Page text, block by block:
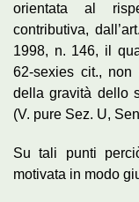
orientata al
contributiva,
1998, n. 146, il
62-sexies cit., non
della gravità dello
(V. pure Sez. U,
Su tali punti
motivata in modo